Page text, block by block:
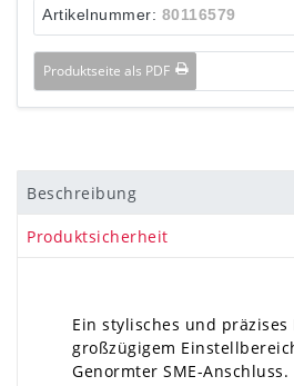
Artikelnummer: 80116579
Produktseite als PDF
Beschreibung
Produktsicherheit
Ein stylisches und
großzügigem
Genormter SME-Anschluss.